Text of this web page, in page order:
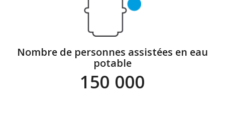
Nombre de personnes assistées en eau
potable
150 000